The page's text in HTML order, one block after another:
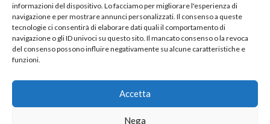
informazioni del dispositivo. Lo facciamo per migliorare l'esperienza di
navigazione e per mostrare annunci personalizzati. Il consenso a queste
tecnologie ci consentirà di elaborare dati quali il comportamento di
navigazione o gli ID univoci su questo sito. Il mancato consenso o la revoca
del consenso possono influire negativamente su alcune caratteristiche e
funzioni.
Accetta
Nega